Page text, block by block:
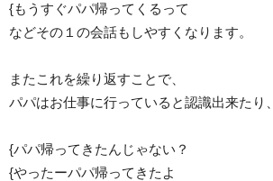
{もうすぐパパ帰ってくるって
などその１の会話もしやすくなります。
またこれを繰り返すことで、
パパはお仕事に行っていると認識出来たり、
{パパ帰ってきたんじゃない？
{やったーパパ帰ってきたよ